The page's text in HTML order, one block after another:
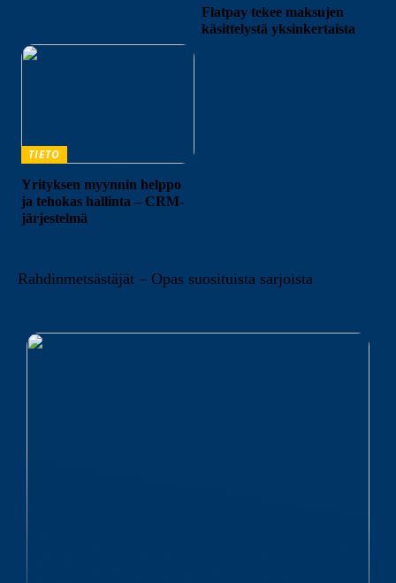
Flatpay tekee maksujen
käsittelystä yksinkertaista
TIETO
Yrityksen myynnin helppo
ja tehokas hallinta – CRM-
järjestelmä
Rahdinmetsästäjät – Opas suosituista sarjoista